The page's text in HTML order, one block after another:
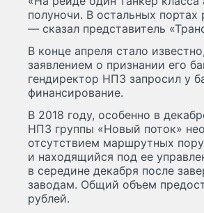
полуночи. В остальных
— сказал представитель
В конце апреля стало
заявлением о признании его
гендиректор НПЗ запросил у
финансирование.
В 2018 году, особенно в
НПЗ группы «Новый поток»
отсутствием маршрутных
и находящийся под ее
в середине декабря после
заводам. Общий объем
рублей.